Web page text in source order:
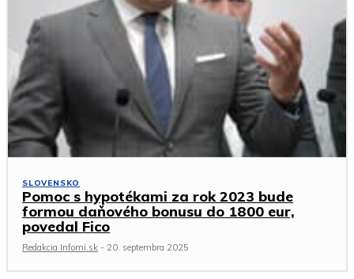
SLOVENSKO
Pomoc s hypotékami za rok 2023 bude
formou daňového bonusu do 1800 eur,
povedal Fico
Redakcia Infomi.sk - 20. septembra 2025